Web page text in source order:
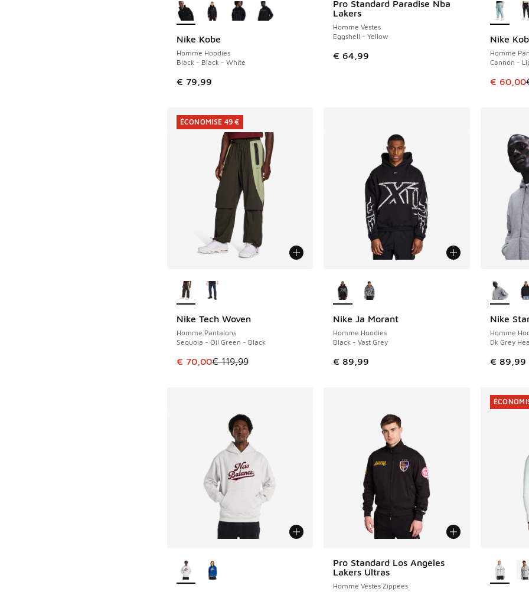
Nike Kobe
Homme Hoodies
Black - Black - White
€ 79,99
Pro Standard Paradise Nba
Lakers
Homme Vestes
Eggshell - Yellow
€ 64,99
Nike
Homme
Cannon -
Cet
€ 60,00
Nike Tech Woven
Homme Pantalons
Sequoia - Oil Green - Black
Cet article est en promotion. Prix en baisse de € 119,99 à € 70,00
€ 70,00€ 119,99
ÉCONOMISE 49 €
ÉCONOMISE 49 €
Nike Ja Morant
Homme Hoodies
Black - Vast Grey
€ 89,99
Nike
Homme
Dk Grey
€ 89,99
Pro Standard Los Angeles
Lakers Ultras
Homme Vestes Zippees